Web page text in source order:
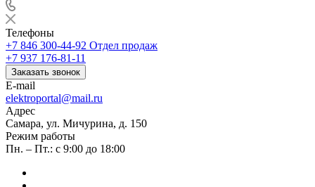
Телефоны
+7 846 300-44-92 Отдел продаж
+7 937 176-81-11
Заказать звонок
E-mail
elektroportal@mail.ru
Адрес
Самара, ул. Мичурина, д. 150
Режим работы
Пн. – Пт.: с 9:00 до 18:00